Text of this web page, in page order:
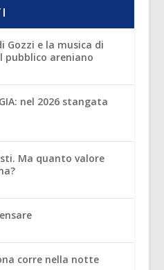
e la musica di
pubblico areniano
nel 2026 stangata
Ma quanto valore
corre nella notte